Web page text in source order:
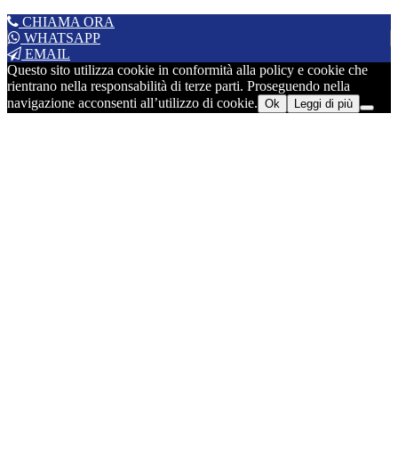
CHIAMA ORA
WHATSAPP
EMAIL
Questo sito utilizza cookie in conformità alla policy e cookie che
rientrano nella responsabilità di terze parti. Proseguendo nella
navigazione acconsenti all’utilizzo di cookie. Ok Leggi di più